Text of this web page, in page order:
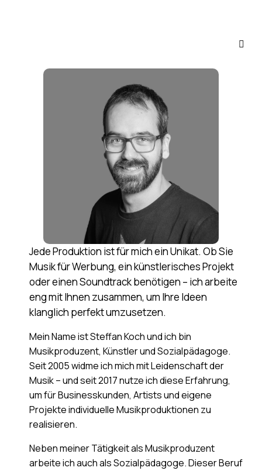
Jede Produktion ist für mich ein Unikat. Ob Sie
Musik für Werbung, ein künstlerisches Projekt
oder einen Soundtrack benötigen – ich arbeite
eng mit Ihnen zusammen, um Ihre Ideen
klanglich perfekt umzusetzen.
Mein Name ist Steffan Koch und ich bin
Musikproduzent, Künstler und Sozialpädagoge.
Seit 2005 widme ich mich mit Leidenschaft der
Musik – und seit 2017 nutze ich diese Erfahrung,
um für Businesskunden, Artists und eigene
Projekte individuelle Musikproduktionen zu
realisieren.
Neben meiner Tätigkeit als Musikproduzent
arbeite ich auch als Sozialpädagoge. Dieser Beruf